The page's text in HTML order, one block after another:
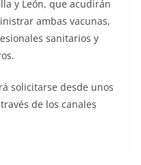
y León, que acudirán
ambas vacunas,
sanitarios y
solicitarse desde unos
de los canales